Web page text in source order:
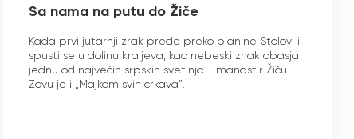
Sa nama na putu do Žiče
Kada prvi jutarnji zrak pređe preko planine Stolovi i
spusti se u dolinu kraljeva, kao nebeski znak obasja
jednu od najvećih srpskih svetinja - manastir Žiču.
Zovu je i „Majkom svih crkava”.